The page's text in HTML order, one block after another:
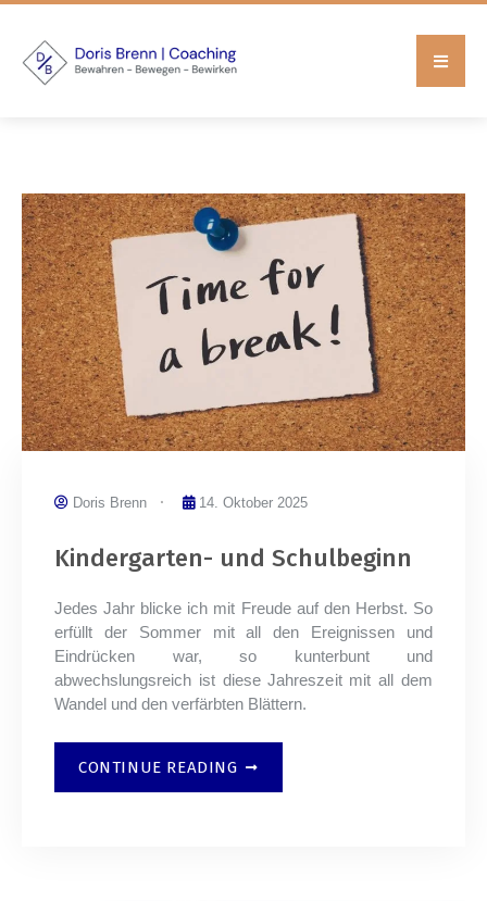
Doris Brenn 14. Oktober 2025
Kindergarten- und Schulbeginn
Jedes Jahr blicke ich mit Freude auf den Herbst. So
erfüllt der Sommer mit all den Ereignissen und
Eindrücken war, so kunterbunt und
abwechslungsreich ist diese Jahreszeit mit all dem
Wandel und den verfärbten Blättern.
CONTINUE READING